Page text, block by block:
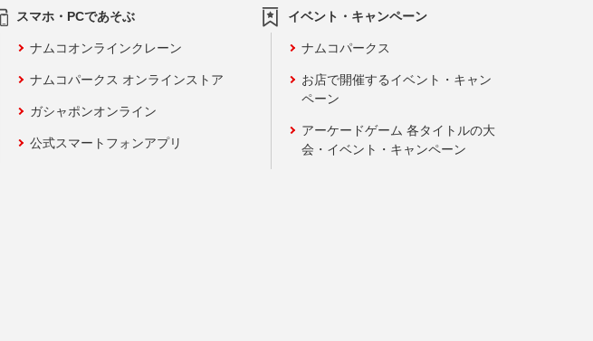
スマホ・PCであそぶ
ナムコオンラインクレーン
ナムコパークス オンラインストア
ガシャポンオンライン
公式スマートフォンアプリ
イベント・キャンペーン
ナムコパークス
お店で開催するイベント・キャン
ペーン
アーケードゲーム 各タイトルの大
会・イベント・キャンペーン